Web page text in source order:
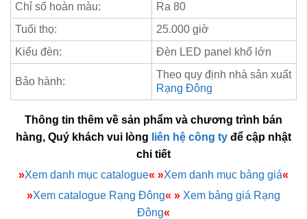
Chỉ số hoàn màu:
Ra 80
Tuổi thọ:
25.000 giờ
Kiểu đèn:
Đèn LED panel khổ lớn
Bảo hành:
Theo quy định nhà sản xuất
Rạng Đông
Thông tin thêm về sản phẩm và chương trình bán
hàng, Quý khách vui lòng liên hệ công ty để cập nhật
chi tiết
»Xem danh mục catalogue« »Xem danh mục bảng giá«
»Xem catalogue Rạng Đông« » Xem bảng giá Rạng
Đông«